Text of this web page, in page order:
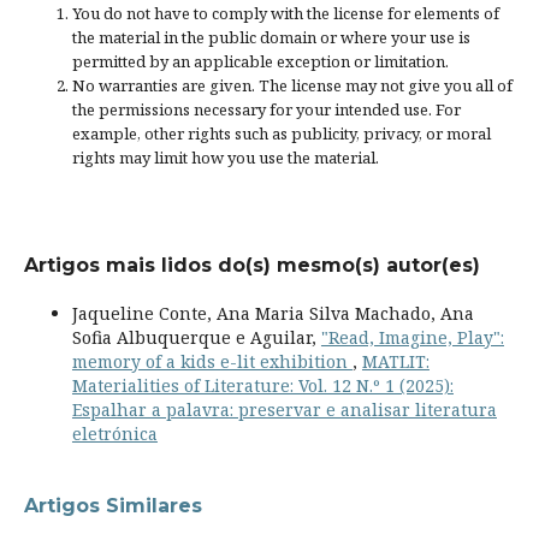
You do not have to comply with the license for elements of
the material in the public domain or where your use is
permitted by an applicable exception or limitation.
No warranties are given. The license may not give you all of
the permissions necessary for your intended use. For
example, other rights such as publicity, privacy, or moral
rights may limit how you use the material.
Artigos mais lidos do(s) mesmo(s) autor(es)
Jaqueline Conte, Ana Maria Silva Machado, Ana
Sofia Albuquerque e Aguilar, "Read, Imagine, Play":
memory of a kids e-lit exhibition , MATLIT:
Materialities of Literature: Vol. 12 N.º 1 (2025):
Espalhar a palavra: preservar e analisar literatura
eletrónica
Artigos Similares